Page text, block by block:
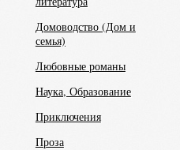
Домоводство (Дом и
семья)
Любовные романы
Наука, Образование
Приключения
Проза